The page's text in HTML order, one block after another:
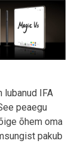
lubanud IFA
peaegu
õhem oma
pakub